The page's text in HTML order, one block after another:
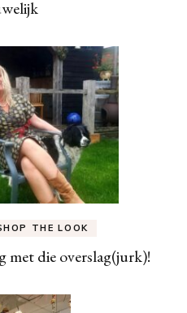
THE LOOK
met die overslag(jurk)!